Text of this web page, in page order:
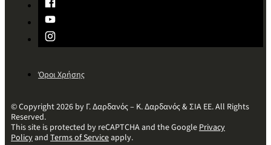
Όροι Χρήσης
© Copyright 2026 by Γ. Δαρδανός – Κ. Δαρδανός & ΣΙΑ ΕΕ. All Rights
Reserved.
This site is protected by reCAPTCHA and the GooglePrivacy
Policyand Terms of Serviceapply.